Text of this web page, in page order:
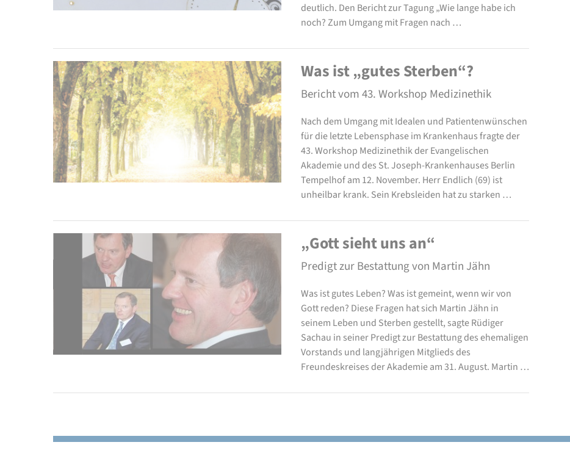
deutlich. Den Bericht zur Tagung „Wie lange habe ich
noch? Zum Umgang mit Fragen nach …
Was ist „gutes Sterben“?
Bericht vom 43. Workshop Medizinethik
Nach dem Umgang mit Idealen und Patientenwünschen
für die letzte Lebensphase im Krankenhaus fragte der
43. Workshop Medizinethik der Evangelischen
Akademie und des St. Joseph-Krankenhauses Berlin
Tempelhof am 12. November. Herr Endlich (69) ist
unheilbar krank. Sein Krebsleiden hat zu starken …
„Gott sieht uns an“
Predigt zur Bestattung von Martin Jähn
Was ist gutes Leben? Was ist gemeint, wenn wir von
Gott reden? Diese Fragen hat sich Martin Jähn in
seinem Leben und Sterben gestellt, sagte Rüdiger
Sachau in seiner Predigt zur Bestattung des ehemaligen
Vorstands und langjährigen Mitglieds des
Freundeskreises der Akademie am 31. August. Martin …